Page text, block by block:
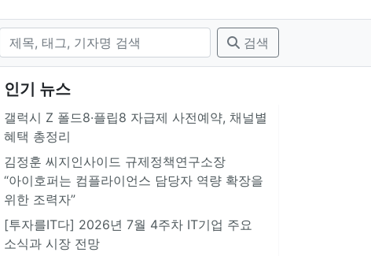
검색
인기 뉴스
갤럭시 Z 폴드8·플립8 자급제 사전예약, 채널별
혜택 총정리
김정훈 씨지인사이드 규제정책연구소장
“아이호퍼는 컴플라이언스 담당자 역량 확장을
위한 조력자”
[투자를IT다] 2026년 7월 4주차 IT기업 주요
소식과 시장 전망